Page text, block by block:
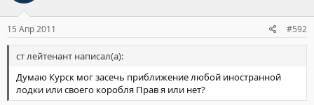
15 Апр 2011 #592
ст лейтенант написал(а):
Думаю Курск мог засечь приближение любой иностранной
лодки или своего коробля Прав я или нет?